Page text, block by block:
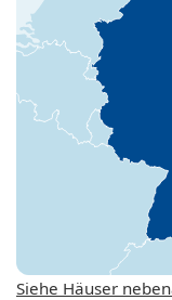
Siehe Häuser